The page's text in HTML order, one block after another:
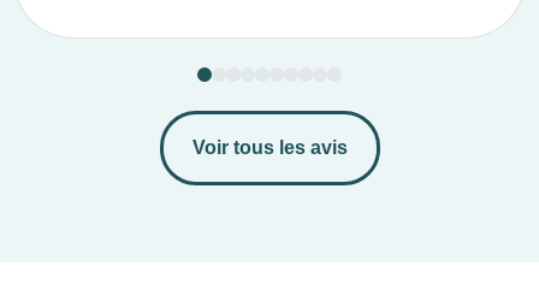
Voir tous les avis